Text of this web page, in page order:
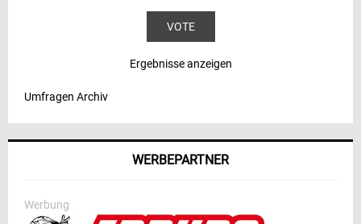
Ergebnisse anzeigen
Umfragen Archiv
WERBEPARTNER
Werbung